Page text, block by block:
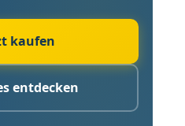
kaufen
entdecken